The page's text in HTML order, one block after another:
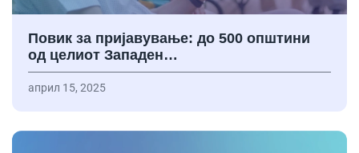
Повик за пријавување: до 500 општини
од целиот Западен…
април 15, 2025